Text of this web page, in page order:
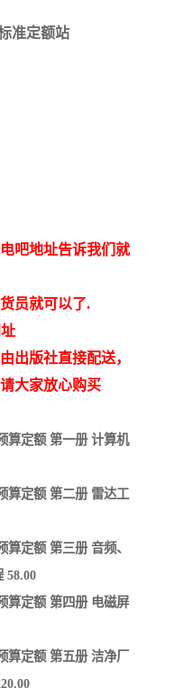
准定额站
吧地址告诉我们就
员就可以了.
出版社直接配送，
大家放心购买
算定额 第一册 计算机
算定额 第二册 雷达工
算定额 第三册 音频、
58.00
算定额 第四册 电磁屏
算定额 第五册 洁净厂
贵州省工程预算定额
公路工程预算定额
新疆建设工程预算定额
西藏建筑工程计价定额
地质灾害治理工程质量检
黑龙江建设工程计价定额
重庆市建设工程计价定额